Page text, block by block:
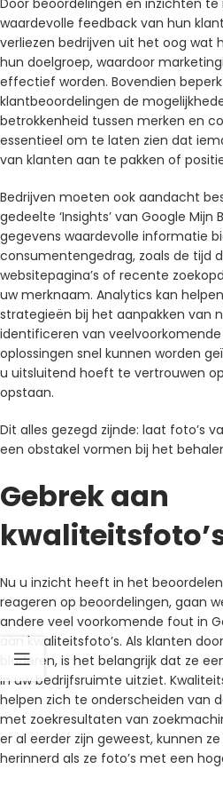
waardevolle feedback van hun
verliezen bedrijven uit het oog wat
hun doelgroep, waardoor
effectief worden. Bovendien
klantbeoordelingen de
betrokkenheid tussen merken en
essentieel om te laten zien dat
van klanten aan te pakken of
Bedrijven moeten ook aandacht
gedeelte ‘Insights’ van Google
gegevens waardevolle informatie
consumentengedrag, zoals de tijd
websitepagina’s of recente
uw merknaam. Analytics kan
strategieën bij het aanpakken van
identificeren van
oplossingen snel kunnen worden
u uitsluitend hoeft te vertrouwen
opstaan.
Dit alles gezegd zijnde: laat foto’s
een obstakel vormen bij het
Gebrek aan
Nu u inzicht heeft in het
reageren op beoordelingen, gaan
andere veel voorkomende fout in
aan kwaliteitsfoto’s. Als klanten
bladeren, is het belangrijk dat ze
in uw bedrijfsruimte uitziet.
helpen zich te onderscheiden van
met zoekresultaten van
er al eerder zijn geweest, kunnen
herinnerd als ze foto’s met een